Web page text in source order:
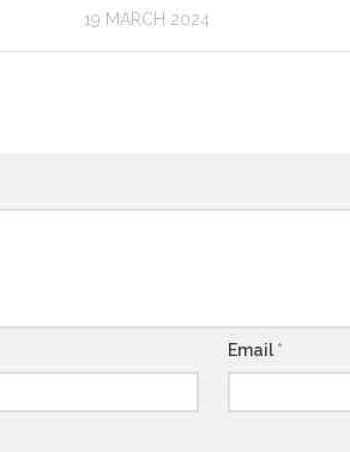
19 MARCH 2024
Email*